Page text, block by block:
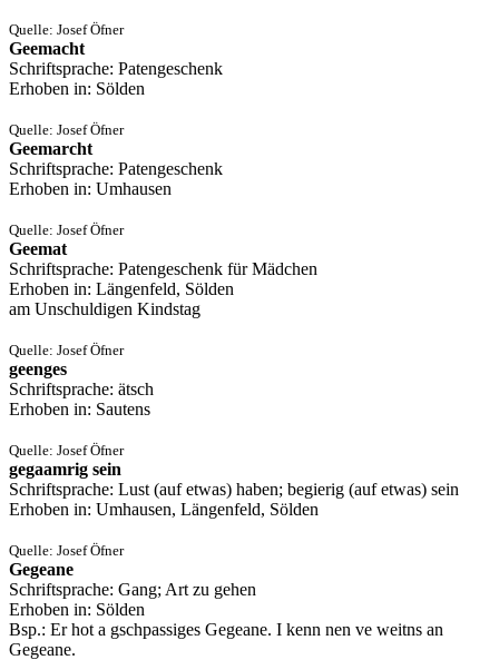
Quelle: Josef Öfner
Geemacht
Schriftsprache: Patengeschenk
Erhoben in: Sölden
Quelle: Josef Öfner
Geemarcht
Schriftsprache: Patengeschenk
Erhoben in: Umhausen
Quelle: Josef Öfner
Geemat
Schriftsprache: Patengeschenk für Mädchen
Erhoben in: Längenfeld, Sölden
am Unschuldigen Kindstag
Quelle: Josef Öfner
geenges
Schriftsprache: ätsch
Erhoben in: Sautens
Quelle: Josef Öfner
gegaamrig sein
Schriftsprache: Lust (auf etwas) haben; begierig (auf etwas) sein
Erhoben in: Umhausen, Längenfeld, Sölden
Quelle: Josef Öfner
Gegeane
Schriftsprache: Gang; Art zu gehen
Erhoben in: Sölden
Bsp.: Er hot a gschpassiges Gegeane. I kenn nen ve weitns an
Gegeane.